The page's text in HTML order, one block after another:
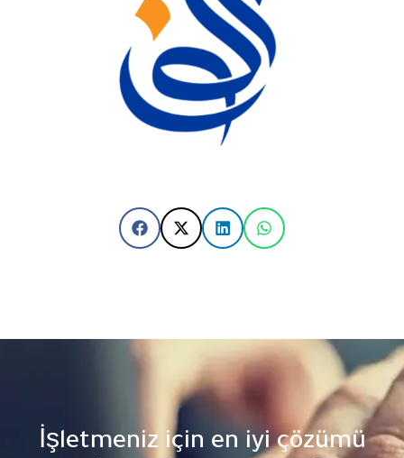
İşletmeniz için en iyi çözümü